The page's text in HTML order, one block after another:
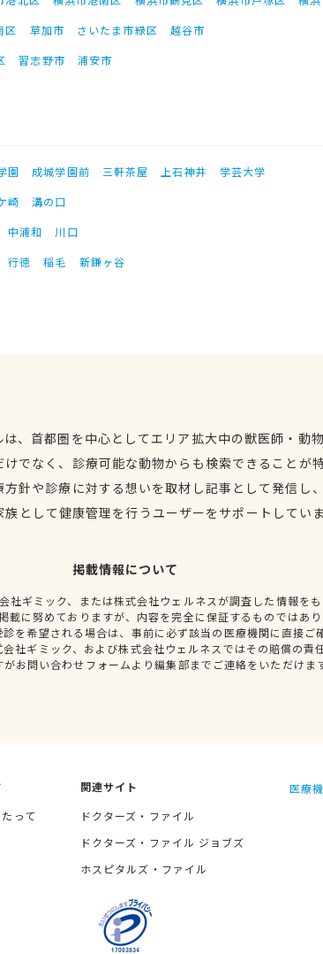
区 草加市 さいたま市緑区
越谷市
習志野市 浦安市
園 成城学園前 三軒茶屋 上石神井
学芸大学
崎
溝の口
中浦和
川口
行徳 稲毛 新鎌ヶ谷
、首都圏を中心としてエリア拡大中の獣医師・動
でなく、診療可能な動物からも検索できることが
方針や診療に対する想いを取材し記事として発信し
族として健康管理を行うユーザーをサポートしてい
掲載情報について
社ギミック、または株式会社ウェルネスが調査した情報を
載に努めておりますが、内容を完全に保証するものではあ
を希望される場合は、事前に必ず該当の医療機関に直接ご
社ギミック、および株式会社ウェルネスではその賠償の責
お問い合わせフォームより編集部までご連絡をいただけま
って
関連サイト
ドクターズ・ファイル
ドクターズ・ファイル ジョブズ
ホスピタルズ・ファイル
医療